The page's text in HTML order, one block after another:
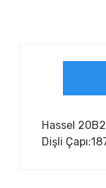
Hassel
Dişli